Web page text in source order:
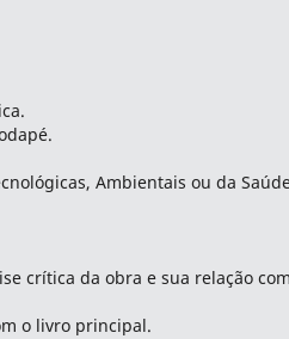
Ambientais ou da
crítica da obra e sua relação
o livro principal.